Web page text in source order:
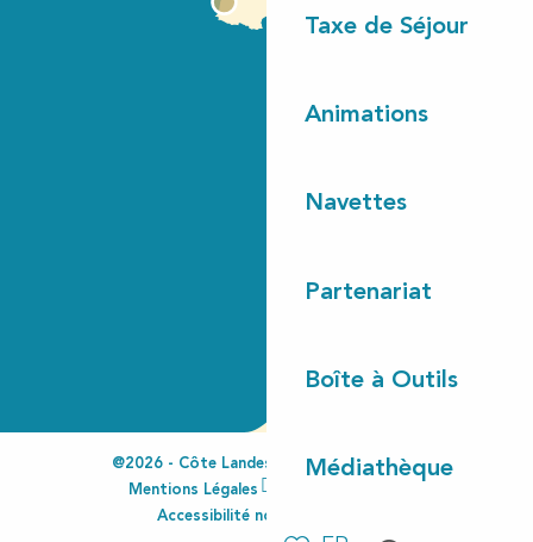
Taxe de Séjour
Animations
Navettes
Partenariat
Boîte à Outils
Médiathèque
@2026 - Côte Landes Nature Tourisme
Mentions Légales
Accessibilité non conforme